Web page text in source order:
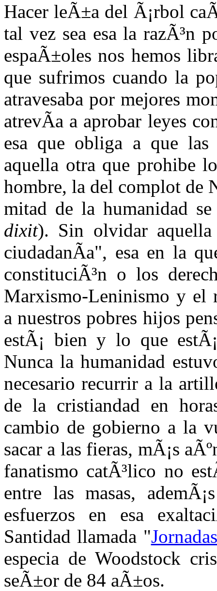
Hacer leÃ±a del Ã¡rbol
tal vez sea esa la razÃ³n
espaÃ±oles nos hemos
que sufrimos cuando la
atravesaba por mejores
atrevÃ­a a aprobar leyes
esa que obliga a que las
aquella otra que prohibe
hombre, la del complot de
mitad de la humanidad
dixit). Sin olvidar aquella
ciudadanÃ­a", esa en la
constituciÃ³n o los
Marxismo-Leninismo y el
a nuestros pobres hijos
estÃ¡ bien y lo que
Nunca la humanidad
necesario recurrir a la
de la cristiandad en
cambio de gobierno a la
sacar a las fieras, mÃ¡s
fanatismo catÃ³lico no
entre las masas,
esfuerzos en esa
Santidad llamada "
especia de Woodstock
seÃ±or de 84 aÃ±os.